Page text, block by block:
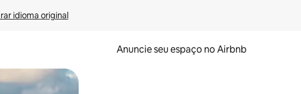
idioma original
Anuncie seu espaço no Airbnb